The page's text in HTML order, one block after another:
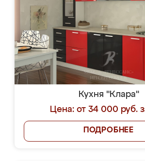
Кухня "Клара"
Цена: от 34 000 руб.
ПОДРОБНЕЕ